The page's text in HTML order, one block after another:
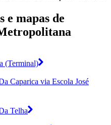
e mapas de
(Terminal)
Caparica via Escola José
Telha